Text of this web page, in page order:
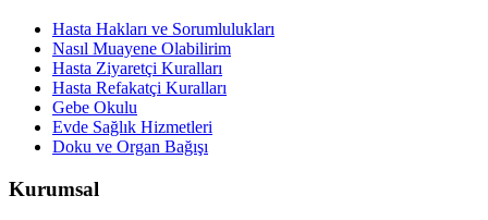
Hasta Hakları ve Sorumlulukları
Nasıl Muayene Olabilirim
Hasta Ziyaretçi Kuralları
Hasta Refakatçi Kuralları
Gebe Okulu
Evde Sağlık Hizmetleri
Doku ve Organ Bağışı
Kurumsal